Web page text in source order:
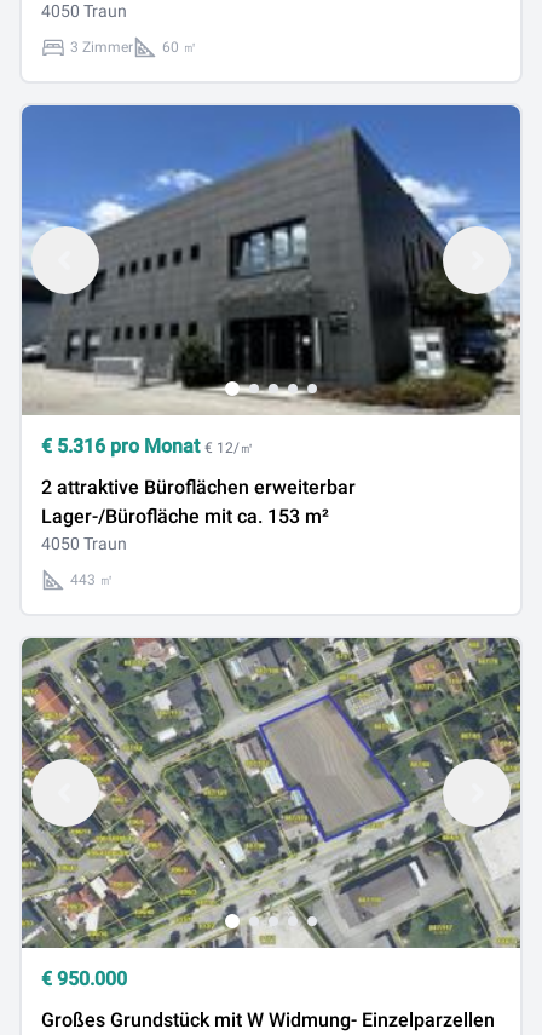
4050 Traun
3 Zimmer 60 ㎡
€ 5.316 pro Monat € 12/㎡
2 attraktive Büroflächen erweiterbar
Lager-/Bürofläche mit ca. 153 m²
4050 Traun
443 ㎡
€ 950.000
Großes Grundstück mit W Widmung- Einzelparzellen